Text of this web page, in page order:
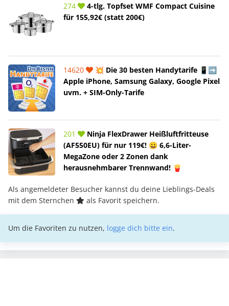
274
4-tlg. Topfset WMF Compact Cuisine
für 155,92€ (statt 200€)
14620
💥 Die 30 besten Handytarife 📱➡️
Apple iPhone, Samsung Galaxy, Google Pixel
uvm. + SIM-Only-Tarife
201
Ninja FlexDrawer Heißluftfritteuse
(AF550EU) für nur 119€! 😀 6,6-Liter-
MegaZone oder 2 Zonen dank
herausnehmbarer Trennwand! 🍟
Als angemeldeter Besucher kannst du deine Lieblings-Deals
mit dem Sternchen
als Favorit speichern.
Um die Favoriten zu nutzen, logge dich bitte ein.